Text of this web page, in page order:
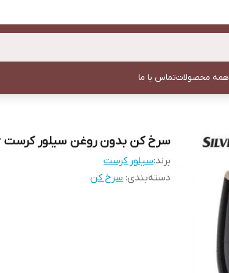
همه محصولاتتماس با ما
سرخ کن بدون روغن سیلور کرست 6 لیتری مدل s18
برند:سیلور کرست
دسته‌بندی: سرخ کن